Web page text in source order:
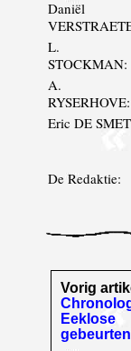
Daniël
L.
STOCKMAN:
A.
RYSERHOVE:
Eric DE
De Redaktie:
Vorig
Eeklose